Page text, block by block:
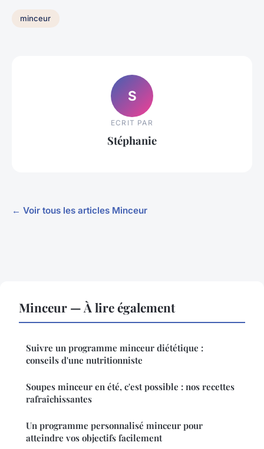
minceur
S
ECRIT PAR
Stéphanie
← Voir tous les articles Minceur
Minceur — À lire également
Suivre un programme minceur diététique :
conseils d'une nutritionniste
Soupes minceur en été, c'est possible : nos recettes
rafraîchissantes
Un programme personnalisé minceur pour
atteindre vos objectifs facilement